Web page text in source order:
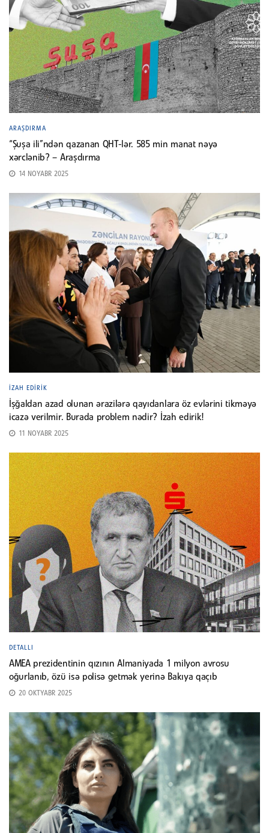
ARAŞDIRMA
“Şuşa ili”ndən qazanan QHT-lər. 585 min manat nəyə
xərclənib? – Araşdırma
14 NOYABR 2025
İZAH EDIRIK
İşğaldan azad olunan ərazilərə qayıdanlara öz evlərini tikməyə
icazə verilmir. Burada problem nədir? İzah edirik!
11 NOYABR 2025
DETALLI
AMEA prezidentinin qızının Almaniyada 1 milyon avrosu
oğurlanıb, özü isə polisə getmək yerinə Bakıya qaçıb
20 OKTYABR 2025